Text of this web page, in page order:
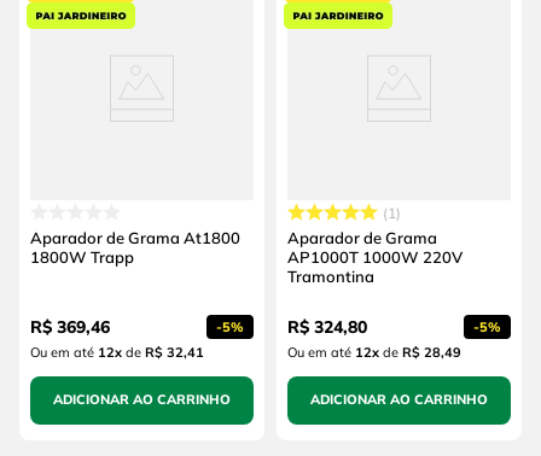
Aparador de Grama At1800
1800W Trapp
R$ 369,46 -5%
Ou em até 12xde R$ 32,41
ADICIONAR AO CARRINHO
1
Aparador de Grama
AP1000T 1000W 220V
Tramontina
R$ 324,80 -5%
Ou em até 12xde R$ 28,49
ADICIONAR AO CARRINHO